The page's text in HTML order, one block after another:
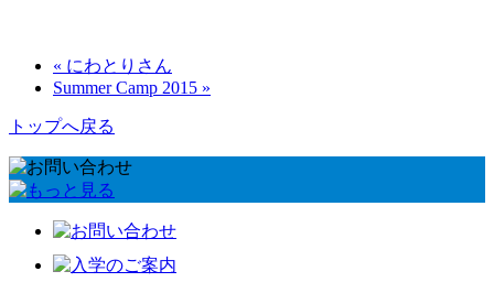
« にわとりさん
Summer Camp 2015 »
トップへ戻る